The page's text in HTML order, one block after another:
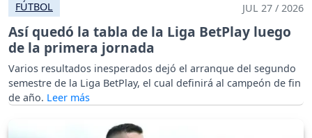
FÚTBOL JUL 27 / 2026
Así quedó la tabla de la Liga BetPlay luego
de la primera jornada
Varios resultados inesperados dejó el arranque del segundo
semestre de la Liga BetPlay, el cual definirá al campeón de fin
de año.